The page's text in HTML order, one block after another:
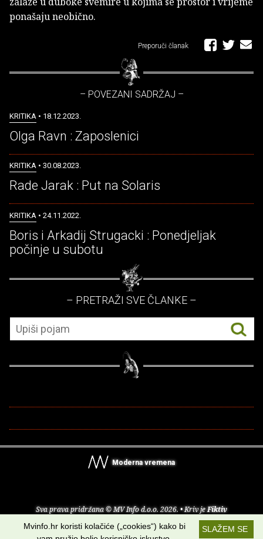
ponašaju neobično.
Preporuči članak
– POVEZANI SADRŽAJ –
KRITIKA • 18.12.2023.
Olga Ravn : Zaposlenici
KRITIKA • 30.08.2023.
Rade Jarak : Put na Solaris
KRITIKA • 24.11.2022.
Boris i Arkadij Strugacki : Ponedjeljak
počinje u subotu
– PRETRAŽI SVE ČLANKE –
Moderna vremena
Sva prava pridržana © MV Info d.o.o. 2026. • Kriv jeFiktiv
Uvjeti korištenja RSS kanaliSLAŽEM SE
Mvinfo.hr koristi kolačiće („cookies“) kako bi